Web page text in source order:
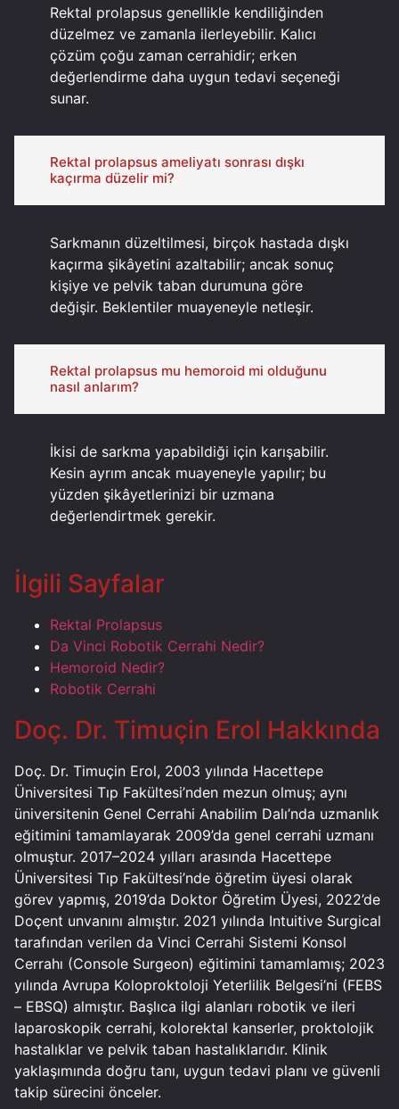
Rektal prolapsus genellikle kendiliğinden
düzelmez ve zamanla ilerleyebilir. Kalıcı
çözüm çoğu zaman cerrahidir; erken
değerlendirme daha uygun tedavi seçeneği
sunar.
Rektal prolapsus ameliyatı sonrası dışkı
kaçırma düzelir mi?
Sarkmanın düzeltilmesi, birçok hastada dışkı
kaçırma şikâyetini azaltabilir; ancak sonuç
kişiye ve pelvik taban durumuna göre
değişir. Beklentiler muayeneyle netleşir.
Rektal prolapsus mu hemoroid mi olduğunu
nasıl anlarım?
İkisi de sarkma yapabildiği için karışabilir.
Kesin ayrım ancak muayeneyle yapılır; bu
yüzden şikâyetlerinizi bir uzmana
değerlendirtmek gerekir.
İlgili Sayfalar
Rektal Prolapsus
Da Vinci Robotik Cerrahi Nedir?
Hemoroid Nedir?
Robotik Cerrahi
Doç. Dr. Timuçin Erol Hakkında
Doç. Dr. Timuçin Erol, 2003 yılında Hacettepe
Üniversitesi Tıp Fakültesi’nden mezun olmuş; aynı
üniversitenin Genel Cerrahi Anabilim Dalı’nda uzmanlık
eğitimini tamamlayarak 2009’da genel cerrahi uzmanı
olmuştur. 2017–2024 yılları arasında Hacettepe
Üniversitesi Tıp Fakültesi’nde öğretim üyesi olarak
görev yapmış, 2019’da Doktor Öğretim Üyesi, 2022’de
Doçent unvanını almıştır. 2021 yılında Intuitive Surgical
tarafından verilen da Vinci Cerrahi Sistemi Konsol
Cerrahı (Console Surgeon) eğitimini tamamlamış; 2023
yılında Avrupa Koloproktoloji Yeterlilik Belgesi’ni (FEBS
– EBSQ) almıştır. Başlıca ilgi alanları robotik ve ileri
laparoskopik cerrahi, kolorektal kanserler, proktolojik
hastalıklar ve pelvik taban hastalıklarıdır. Klinik
yaklaşımında doğru tanı, uygun tedavi planı ve güvenli
takip sürecini önceler.